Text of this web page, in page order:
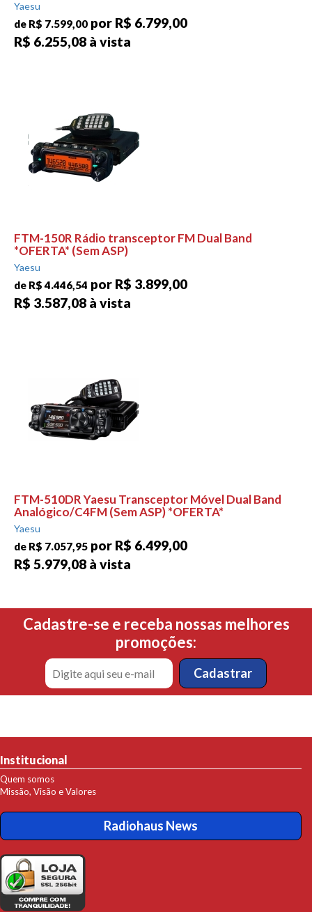
Yaesu
de R$ 7.599,00 por R$ 6.799,00
R$ 6.255,08 à vista
FTM-150R Rádio transceptor FM Dual Band
*OFERTA* (Sem ASP)
Yaesu
de R$ 4.446,54 por R$ 3.899,00
R$ 3.587,08 à vista
FTM-510DR Yaesu Transceptor Móvel Dual Band
Analógico/C4FM (Sem ASP) *OFERTA*
Yaesu
de R$ 7.057,95 por R$ 6.499,00
R$ 5.979,08 à vista
Cadastre-se e receba nossas melhores
promoções:
Institucional
Quem somos
Missão, Visão e Valores
Radiohaus News